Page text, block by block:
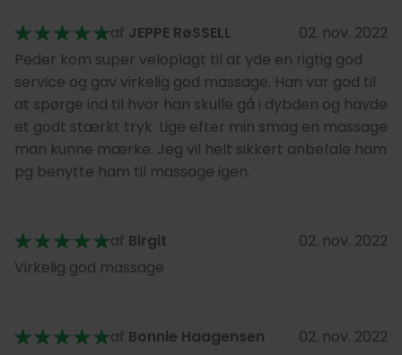
af JEPPE RøSSELL
02. nov. 2022
Peder kom super veloplagt til at yde en rigtig god
service og gav virkelig god massage. Han var god til
at spørge ind til hvor han skulle gå i dybden og havde
et godt stærkt tryk. Lige efter min smag en massage
man kunne mærke. Jeg vil helt sikkert anbefale ham
pg benytte ham til massage igen.
af Birgit
02. nov. 2022
Virkelig god massage
af Bonnie Haagensen
02. nov. 2022